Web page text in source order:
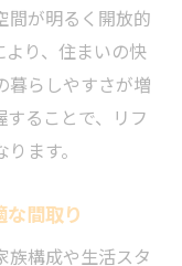
間が明るく開放的
り、住まいの快
暮らしやすさが増
ることで、リフ
ます。
間取り
族構成や生活スタ